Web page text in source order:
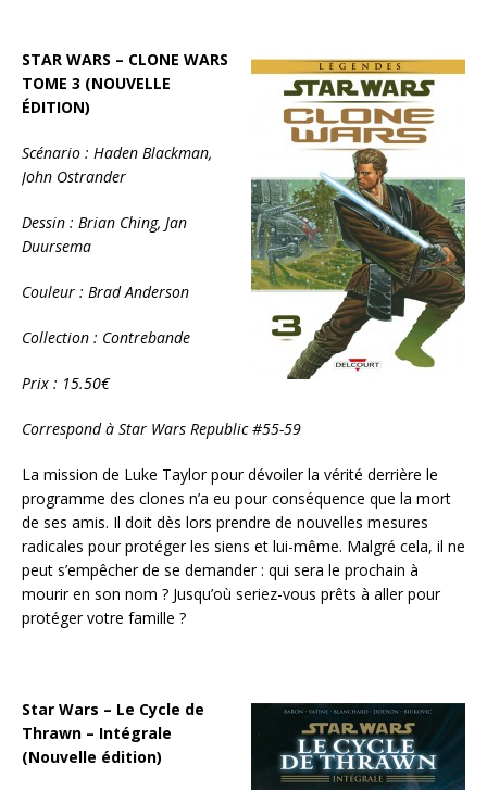
STAR WARS – CLONE WARS
TOME 3 (NOUVELLE
ÉDITION)
Scénario : Haden Blackman,
John Ostrander
Dessin : Brian Ching, Jan
Duursema
Couleur : Brad Anderson
Collection : Contrebande
Prix : 15.50€
Correspond à Star Wars Republic #55-59
La mission de Luke Taylor pour dévoiler la vérité derrière le
programme des clones n’a eu pour conséquence que la mort
de ses amis. Il doit dès lors prendre de nouvelles mesures
radicales pour protéger les siens et lui-même. Malgré cela, il ne
peut s’empêcher de se demander : qui sera le prochain à
mourir en son nom ? Jusqu’où seriez-vous prêts à aller pour
protéger votre famille ?
Star Wars – Le Cycle de
Thrawn – Intégrale
(Nouvelle édition)